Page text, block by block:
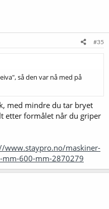
#35
så den var nå med på
med mindre du tar bryet
etter formålet når du griper
www.staypro.no/maskiner-
mm-600-mm-2870279